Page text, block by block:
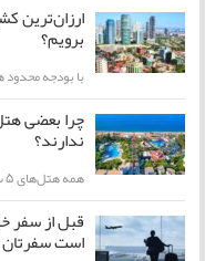
ارزان‌ترین
برویم؟
با بودجه
ندارند؟
همه هتل‌های ۵ ستاره لوکس نیستند! بیشت ...
است